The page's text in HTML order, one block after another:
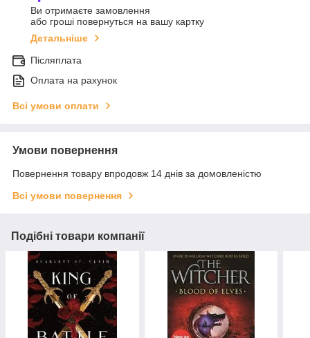
Ви отримаєте замовлення
або гроші повернуться на вашу картку
Детальніше
Післяплата
Оплата на рахунок
Всі умови оплати
Умови повернення
Повернення товару впродовж 14 днів за домовленістю
Всі умови повернення
Подібні товари компанії